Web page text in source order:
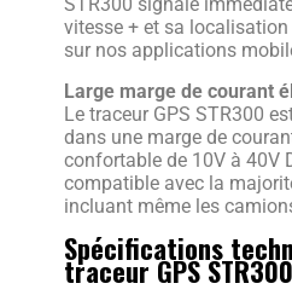
vitesse + et sa
sur nos applications
Large marge de courant
Le traceur GPS STR300
dans une marge de
confortable de 10V à 40V
compatible avec la
incluant même les
Spécifications
traceur GPS STR300